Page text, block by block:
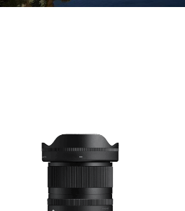
Datenschutzerklärung. *